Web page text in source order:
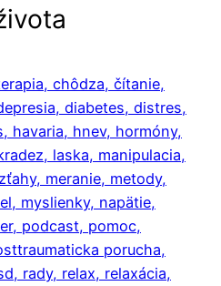
chôdza, čítanie,
diabetes, distres,
havaria, hnev, hormóny,
laska, manipulacia,
meranie, metody,
myslienky, napätie,
podcast, pomoc,
porucha,
rady, relax, relaxácia,